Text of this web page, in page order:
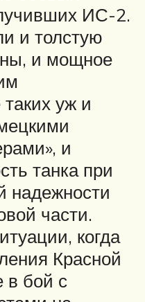
ИС-2.
и толстую
и мощное
уж и
и
танка при
надежности
части.
когда
Красной
в бой с